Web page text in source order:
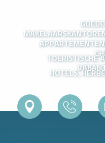
TOERISTISCHE
HOTELS,